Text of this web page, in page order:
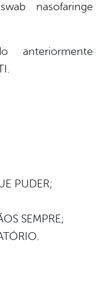
nasofaringe
anteriormente
PUDER;
SEMPRE;